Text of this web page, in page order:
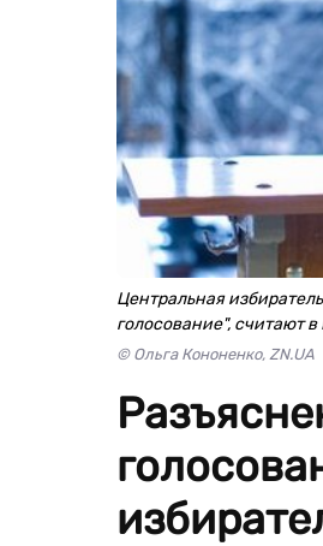
Центральная
голосование", считают
© Ольга Кононенко, ZN.UA